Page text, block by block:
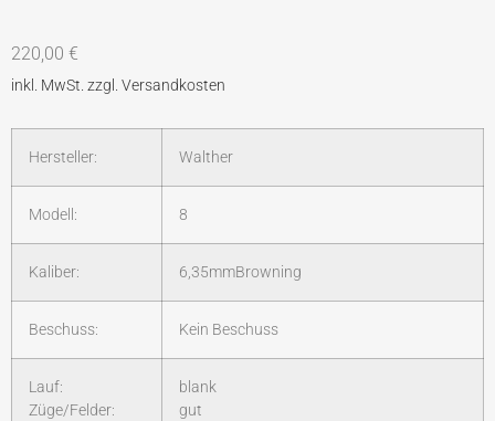
220,00 €
Hersteller: Walther
Modell: 8
Kaliber: 6,35mmBrowning
Beschuss: Kein Beschuss
Lauf:
Züge/Felder:
blank
gut